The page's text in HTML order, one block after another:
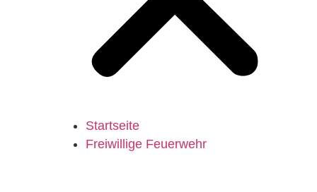
Startseite
Freiwillige Feuerwehr